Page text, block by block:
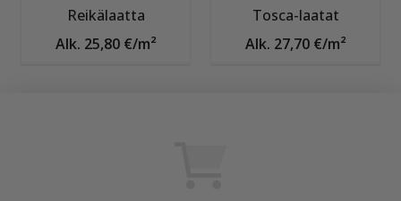
Reikälaatta
Alk. 25,80 €/m²
Tosca-laatat
Alk. 27,70 €/m²